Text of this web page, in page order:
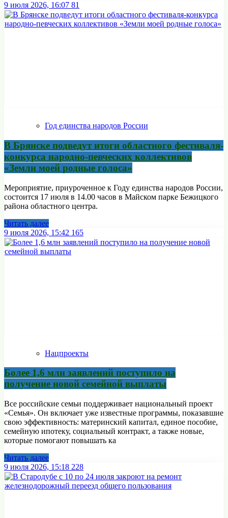
9 июля 2026, 16:07 81
Год единства народов России
В Брянске подведут итоги областного фестиваля-
конкурса народно-певческих коллективов
«Земли моей родные голоса»
Мероприятие, приуроченное к Году единства народов России,
состоится 17 июля в 14.00 часов в Майском парке Бежицкого
района областного центра.
Читать далее
9 июля 2026, 15:42 165
Нацпроекты
Более 1,6 млн заявлений поступило на
получение новой семейной выплаты
Все российские семьи поддерживает национальный проект
«Семья». Он включает уже известные программы, показавшие
свою эффективность: материнский капитал, единое пособие,
семейную ипотеку, социальный контракт, а также новые,
которые помогают повышать ка
Читать далее
9 июля 2026, 15:18 228